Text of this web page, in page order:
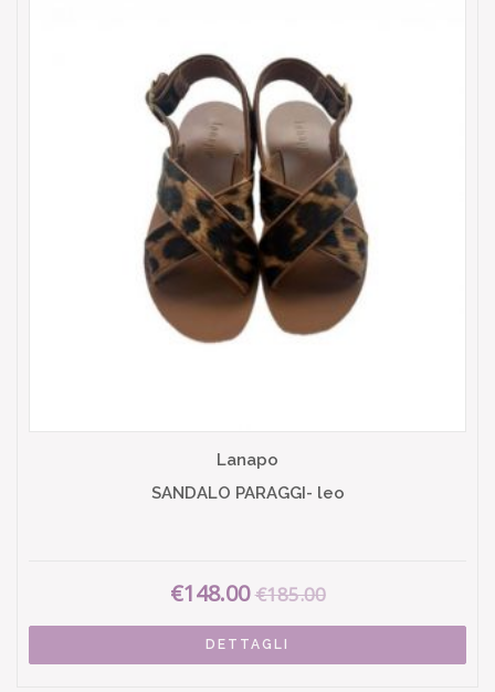
Lanapo
SANDALO PARAGGI- leo
€148.00 €185.00
DETTAGLI